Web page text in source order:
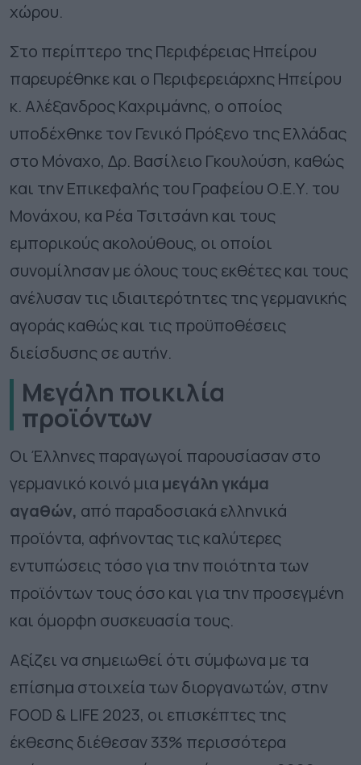
χώρου.
Στο περίπτερο της Περιφέρειας Ηπείρου
παρευρέθηκε και ο Περιφερειάρχης Ηπείρου
κ. Αλέξανδρος Καχριμάνης, ο οποίος
υποδέχθηκε τον Γενικό Πρόξενο της Ελλάδας
στο Μόναχο, Δρ. Βασίλειο Γκουλούση, καθώς
και την Επικεφαλής του Γραφείου Ο.Ε.Υ. του
Μονάχου, κα Ρέα Τσιτσάνη και τους
εμπορικούς ακολούθους, οι οποίοι
συνομίλησαν με όλους τους εκθέτες και τους
ανέλυσαν τις ιδιαιτερότητες της γερμανικής
αγοράς καθώς και τις προϋποθέσεις
διείσδυσης σε αυτήν.
Μεγάλη ποικιλία
προϊόντων
Οι Έλληνες παραγωγοί παρουσίασαν στο
γερμανικό κοινό μια μεγάλη γκάμα
αγαθών, από παραδοσιακά ελληνικά
προϊόντα, αφήνοντας τις καλύτερες
εντυπώσεις τόσο για την ποιότητα των
προϊόντων τους όσο και για την προσεγμένη
και όμορφη συσκευασία τους.
Αξίζει να σημειωθεί ότι σύμφωνα με τα
επίσημα στοιχεία των διοργανωτών, στην
FOOD & LIFE 2023, οι επισκέπτες της
έκθεσης διέθεσαν 33% περισσότερα